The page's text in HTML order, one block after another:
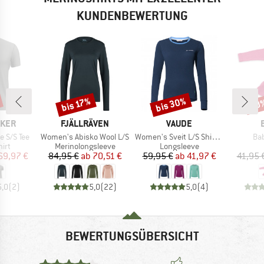
KUNDENBEWERTUNG
S/S Tee
Preis
€
(2)
MARKE
FJÄLLRÄVEN
Artikel
Women's Abisko Wool L/S
Produktgruppe
Merinolongsleeve
Preis
84,95 € reduzierter Preis
ab 70,51 €
5,0(22)
Rabatt
bis 17%
MARKE
VAUDE
Artikel
Women's Sveit L/S Shirt II
Produktgruppe
Longsleeve
Preis
59,95 € reduzierter Preis
ab 41,97 €
5,0(4)
Rabatt
bis 30%
41,95
BEWERTUNGSÜBERSICHT